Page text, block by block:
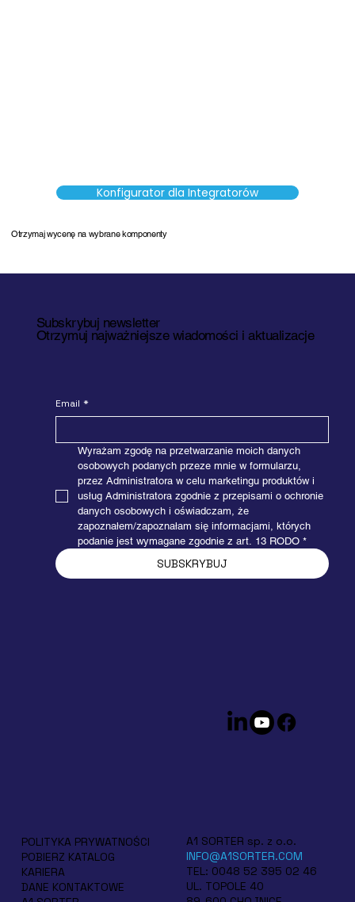
Konfigurator dla Integratorów
Otrzymaj wycenę na wybrane komponenty
Subskrybuj newsletter
Otrzymuj najważniejsze wiadomości i aktualizacje
Email *
Wyrażam zgodę na przetwarzanie moich danych
osobowych podanych przeze mnie w formularzu,
przez Administratora w celu marketingu produktów i
usług Administratora zgodnie z przepisami o ochronie
danych osobowych i oświadczam, że
zapoznałem/zapoznałam się informacjami, których
podanie jest wymagane zgodnie z art. 13 RODO *
SUBSKRYBUJ
A1 SORTER sp. z o.o.
INFO@A1SORTER.COM
TEL: 0048 52 395 02 46
UL. TOPOLE 40
POLITYKA PRYWATNOŚCI
POBIERZ KATALOG
KARIERA
DANE KONTAKTOWE